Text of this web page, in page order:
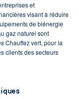
et
visant à réduire
de biénergie
gaz naturel sont
Chauffez vert, pour la
clients des secteurs